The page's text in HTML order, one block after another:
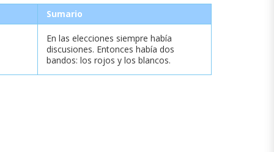
Sumario
En las elecciones siempre había
discusiones. Entonces había dos
bandos: los rojos y los blancos.